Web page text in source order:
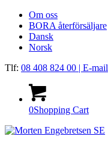
Om oss
BORA återförsäljare
Dansk
Norsk
Tlf: 08 408 824 00 | E-mail
0Shopping Cart